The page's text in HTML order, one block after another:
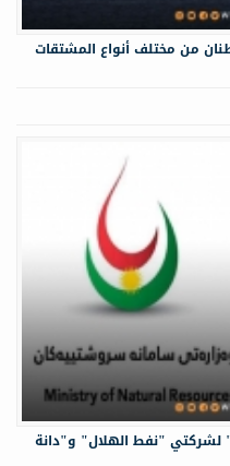
من مختلف أنواع المشتقات
لشركتي "نفط الهلال" و"دانة